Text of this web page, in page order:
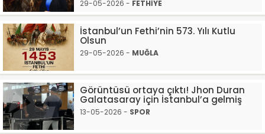
29-05-2026 - FETHİYE
İstanbul’un Fethi’nin 573. Yılı Kutlu
Olsun
29-05-2026 - MUĞLA
Görüntüsü ortaya çıktı! Jhon Duran
Galatasaray için İstanbul’a gelmiş
13-05-2026 - SPOR